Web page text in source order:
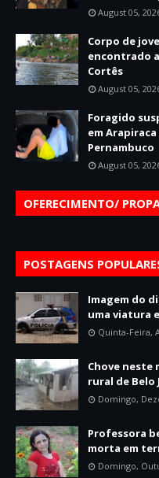
August 05,
Corpo de
encontrado
Cortês
August 05,
Foragido
em
Pernambuco
August 05,
OFERECIMENTO/
POSTAGENS
Imagem do
uma viatura
Quinta-Feira,
Chove neste
rural de Belo
Domingo,
Professora
morta em
Domingo,